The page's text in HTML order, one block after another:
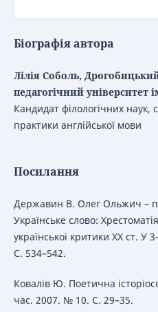
Біографія автора
Лілія Соболь,
педагогічний університет
Кандидат філологічних
практики англійської мови
Посилання
Державин В. Олег Ольжич –
Українське слово:
української критики ХХ ст. У
С. 534–542.
Ковалів Ю. Поетична
час. 2007. № 10. С. 29–35.